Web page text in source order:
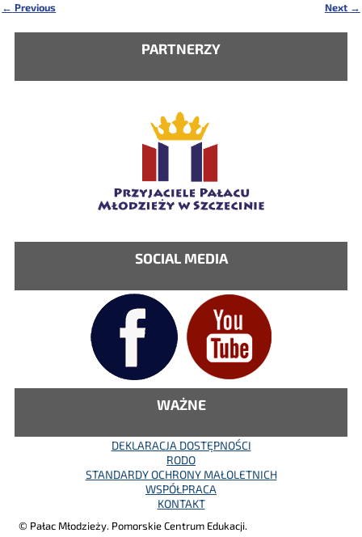
← Previous Next →
PARTNERZY
SOCIAL MEDIA
WAŻNE
DEKLARACJA DOSTĘPNOŚCI
RODO
STANDARDY OCHRONY MAŁOLETNICH
WSPÓŁPRACA
KONTAKT
© Pałac Młodzieży. Pomorskie Centrum Edukacji.